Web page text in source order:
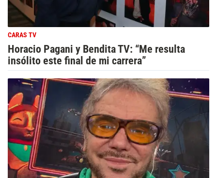
CARAS TV
Horacio Pagani y Bendita TV: “Me resulta
insólito este final de mi carrera”